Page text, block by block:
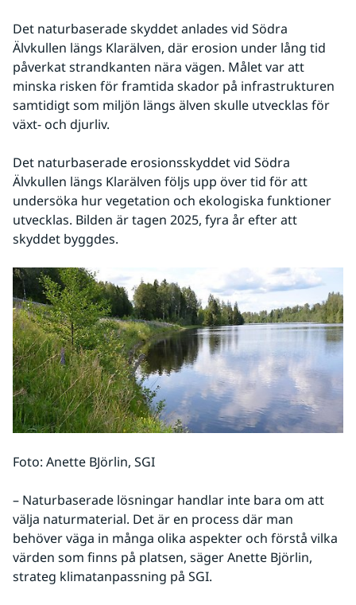
Det naturbaserade skyddet anlades vid Södra
Älvkullen längs Klarälven, där erosion under lång tid
påverkat strandkanten nära vägen. Målet var att
minska risken för framtida skador på infrastrukturen
samtidigt som miljön längs älven skulle utvecklas för
växt- och djurliv.
Det naturbaserade erosionsskyddet vid Södra
Älvkullen längs Klarälven följs upp över tid för att
undersöka hur vegetation och ekologiska funktioner
utvecklas. Bilden är tagen 2025, fyra år efter att
skyddet byggdes.
Foto: Anette BJörlin, SGI
– Naturbaserade lösningar handlar inte bara om att
välja naturmaterial. Det är en process där man
behöver väga in många olika aspekter och förstå vilka
värden som finns på platsen, säger Anette Björlin,
strateg klimatanpassning på SGI.